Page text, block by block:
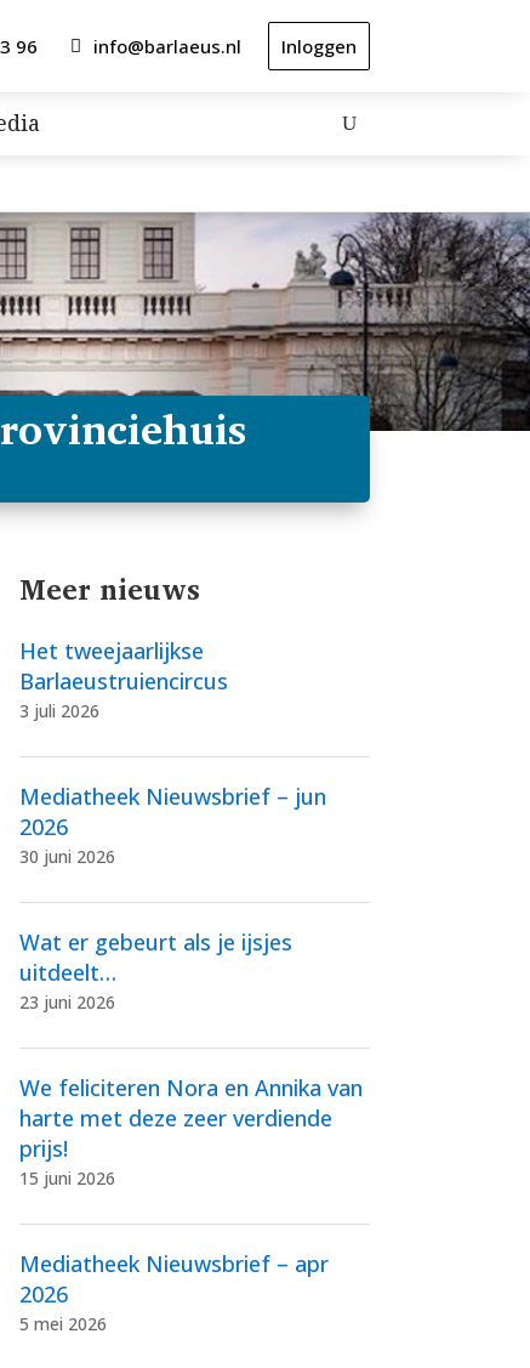
96 info@barlaeus.nl Inloggen
Meer nieuws
Het tweejaarlijkse
Barlaeustruiencircus
3 juli 2026
Mediatheek Nieuwsbrief – jun
2026
30 juni 2026
Wat er gebeurt als je ijsjes
uitdeelt…
23 juni 2026
We feliciteren Nora en Annika van
harte met deze zeer verdiende
prijs!
15 juni 2026
Mediatheek Nieuwsbrief – apr
2026
5 mei 2026